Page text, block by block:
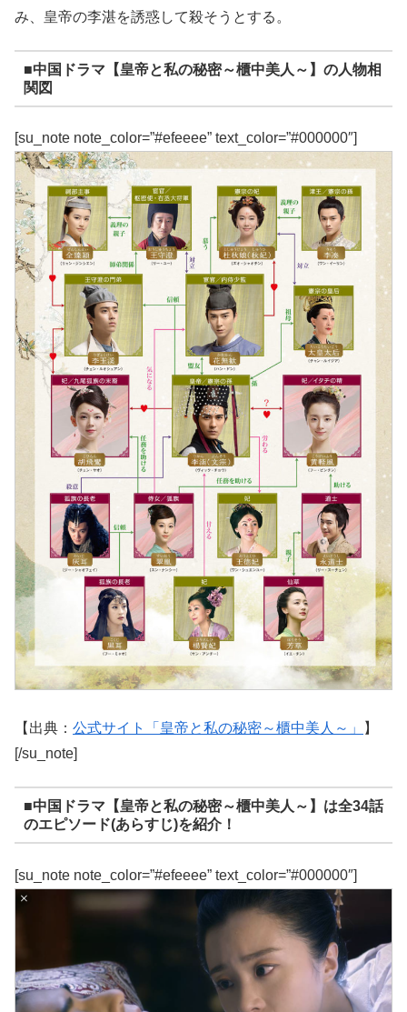
み、皇帝の李湛を誘惑して殺そうとする。
■中国ドラマ【皇帝と私の秘密～櫃中美人～】の人物相
関図
[su_note note_color=”#efeeee” text_color=”#000000″]
【出典： 公式サイト「皇帝と私の秘密～櫃中美人～」
】
[/su_note]
■中国ドラマ【皇帝と私の秘密～櫃中美人～】は全34話
のエピソード(あらすじ)を紹介！
[su_note note_color=”#efeeee” text_color=”#000000″]